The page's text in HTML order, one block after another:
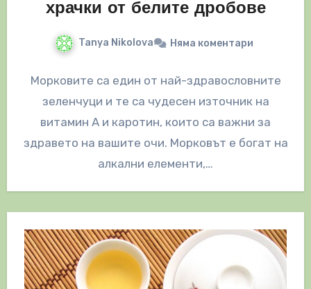
храчки от белите дробове
Tanya Nikolova Няма коментари
Морковите са един от най-здравословните
зеленчуци и те са чудесен източник на
витамин А и каротин, които са важни за
здравето на вашите очи. Морковът е богат на
алкални елементи,…